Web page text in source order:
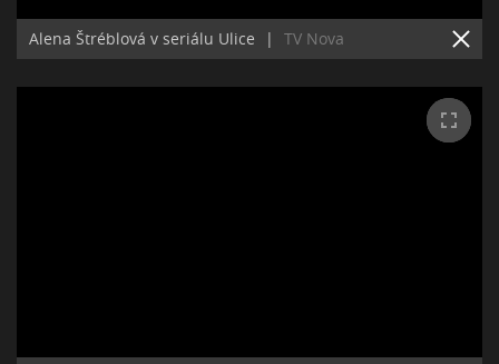
Alena Štréblová v seriálu Ulice | TV Nova